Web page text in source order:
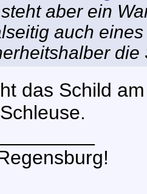
aber ein
auch
die
das Schild